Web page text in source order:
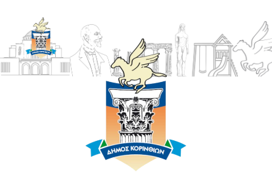
ΔΗΜΟΣ
ΚΟΡΙΝΘΙΩΝ